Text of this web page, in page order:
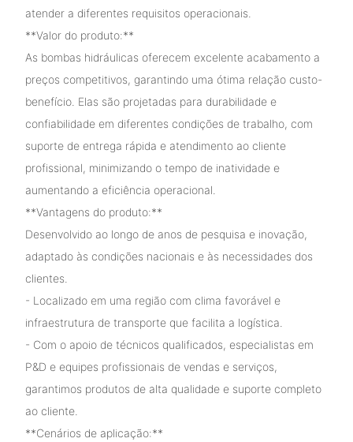
atender a diferentes requisitos operacionais.
**Valor do produto:**
As bombas hidráulicas oferecem excelente acabamento a
preços competitivos, garantindo uma ótima relação custo-
benefício. Elas são projetadas para durabilidade e
confiabilidade em diferentes condições de trabalho, com
suporte de entrega rápida e atendimento ao cliente
profissional, minimizando o tempo de inatividade e
aumentando a eficiência operacional.
**Vantagens do produto:**
Desenvolvido ao longo de anos de pesquisa e inovação,
adaptado às condições nacionais e às necessidades dos
clientes.
- Localizado em uma região com clima favorável e
infraestrutura de transporte que facilita a logística.
- Com o apoio de técnicos qualificados, especialistas em
P&D e equipes profissionais de vendas e serviços,
garantimos produtos de alta qualidade e suporte completo
ao cliente.
**Cenários de aplicação:**